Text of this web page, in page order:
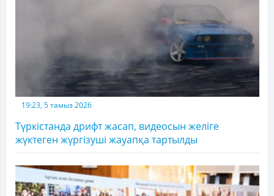
19:23, 5 тамыз 2026
Түркістанда дрифт жасап, видеосын желіге
жүктеген жүргізуші жауапқа тартылды